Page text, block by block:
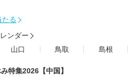
たる
ンダー
山口 鳥取 島根
特集2026【中国】